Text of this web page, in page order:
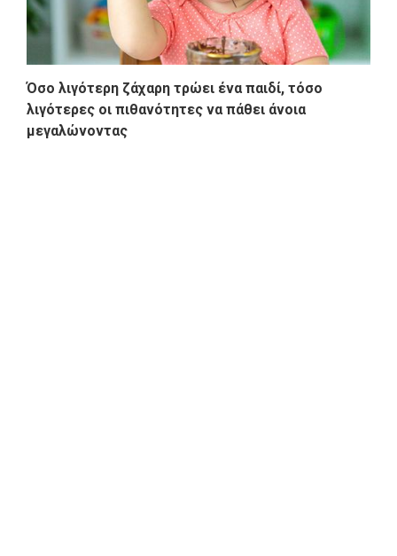
Όσο λιγότερη ζάχαρη τρώει ένα παιδί, τόσο
λιγότερες οι πιθανότητες να πάθει άνοια
μεγαλώνοντας